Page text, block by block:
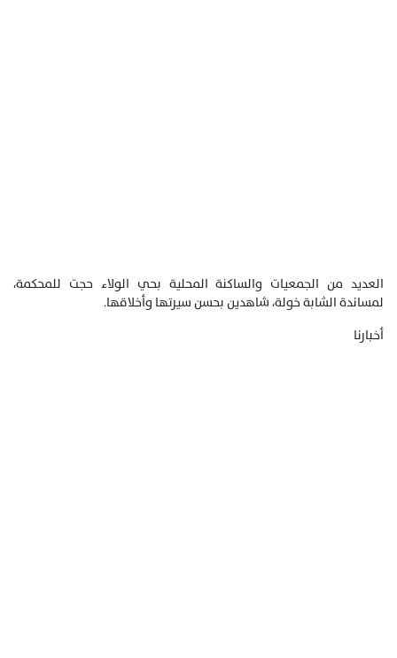
العديد من الجمعيات والساكنة المحلية بحي الولاء حجت للمحكمة،
لمساندة الشابة خولة، شاهدين بحسن سيرتها وأخلاقها.
أخبارنا